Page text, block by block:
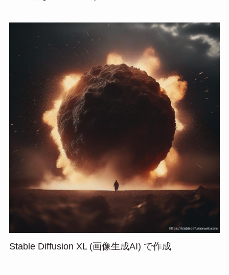
Stable Diffusion XL (画像生成AI) で作成